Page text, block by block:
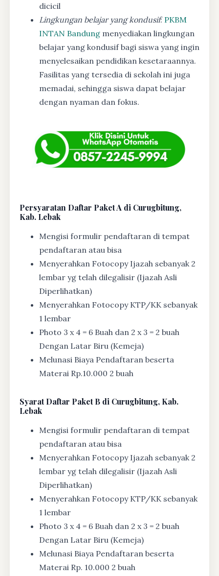
dicicil
Lingkungan belajar yang kondusif: PKBM
INTAN Bandung menyediakan lingkungan
belajar yang kondusif bagi siswa yang ingin
menyelesaikan pendidikan kesetaraannya.
Fasilitas yang tersedia di sekolah ini juga
memadai, sehingga siswa dapat belajar
dengan nyaman dan fokus.
Persyaratan Daftar Paket A di Curugbitung,
Kab. Lebak
Mengisi formulir pendaftaran di tempat
pendaftaran atau bisa
Menyerahkan Fotocopy Ijazah sebanyak 2
lembar yg telah dilegalisir (Ijazah Asli
Diperlihatkan)
Menyerahkan Fotocopy KTP/KK sebanyak
1 lembar
Photo 3 x 4 = 6 Buah dan 2 x 3 = 2 buah
Dengan Latar Biru (Kemeja)
Melunasi Biaya Pendaftaran beserta
Materai Rp.10.000 2 buah
SyaratDaftar Paket B di Curugbitung, Kab.
Lebak
Mengisi formulir pendaftaran di tempat
pendaftaran atau bisa
Menyerahkan Fotocopy Ijazah sebanyak 2
lembar yg telah dilegalisir (Ijazah Asli
Diperlihatkan)
Menyerahkan Fotocopy KTP/KK sebanyak
1 lembar
Photo 3 x 4 = 6 Buah dan 2 x 3 = 2 buah
Dengan Latar Biru (Kemeja)
Melunasi Biaya Pendaftaran beserta
Materai Rp. 10.000 2 buah